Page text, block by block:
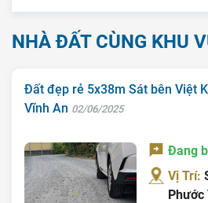
Nhà Bán
Ký Gửi
Tin Tức
Tra Quy Hoạch
NHÀ ĐẤT CÙNG KHU
Đất đẹp rẻ 5x38m Sát bên Việt
Vĩnh An 02/06/2025
Đang
Vị Trí:
Phước